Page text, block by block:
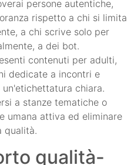
persone autentiche,
rispetto a chi si limita
a chi scrive solo per
a dei bot.
contenuti per adulti,
dedicate a incontri e
chiara.
a stanze tematiche o
umana attiva ed eliminare
qualità.
qualità-